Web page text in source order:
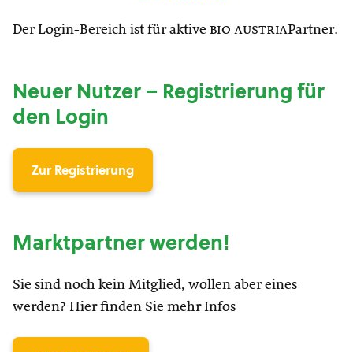
Der Login-Bereich ist für aktive bio austriaPartner.
Neuer Nutzer – Registrierung für
den Login
Zur Registrierung
Marktpartner werden!
Sie sind noch kein Mitglied, wollen aber eines
werden? Hier finden Sie mehr Infos